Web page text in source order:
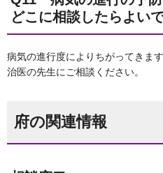
どこに相談したらよい
病気の進行度によりちがってきま
治医の先生にご相談ください。
府の関連情報